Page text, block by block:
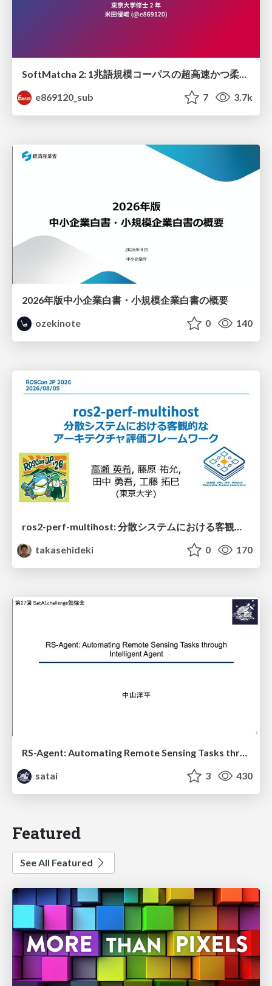
SoftMatcha 2: 1兆語規模コーパスの超高速かつ柔らかい検索
e869120_sub
7 3.7k
2026年版中小企業白書・小規模企業白書の概要
ozekinote
0 140
takasehideki
0 170
RS-Agent: Automating Remote Sensing Tasks through Intelligent Agent
satai
3 430
Featured
See All Featured